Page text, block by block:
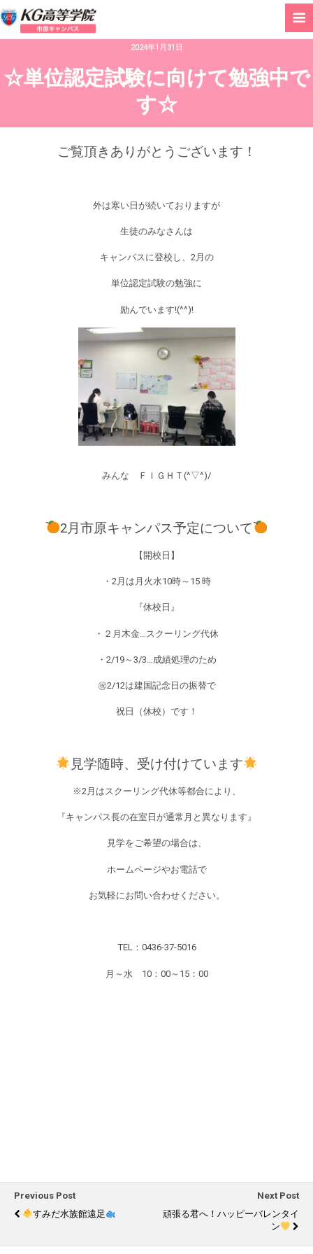
2024年1月31日
☆単位認定試験に向けて勉強中で
す☆
ご覧頂きありがとうございます！
外は寒い日が続いておりますが
生徒のみなさんは
キャンパスに登校し、2月の
単位認定試験の勉強に
励んでいます!(^^)!
みんな ＦＩＧＨＴ(^▽^)/
2月市原キャンパス予定について
【開校日】
・2月は月火水10時～15 時
『休校日』
・２月木金…スクーリング代休
・2/19～3/3…成績処理のため
㊗2/12は建国記念日の振替で
祝日（休校）です！
見学随時、受け付けています
※2月はスクーリング代休等都合により、
『キャンパス長の在室日が通常月と異なります』
見学をご希望の場合は、
ホームページやお電話で
お気軽にお問い合わせください。
TEL：0436-37-5016
月～水 10：00～15：00
Previous Post
すみだ水族館遠足
Next Post
頑張る君へ！ハッピーバレンタイ
ン